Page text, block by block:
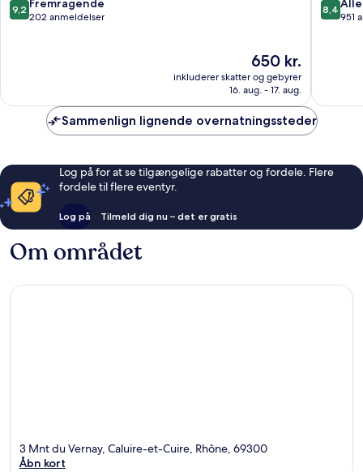
Rhône
ud
9,2
202 anmeldelser
Prisen
650 kr.
650 kr.
inkluderer skatter og gebyrer
16. aug. - 17. aug.
Clair
ud
8,4
951
Sammenlign lignende overnatningssteder
Log på for at se tilgængelige rabatter og fordele. Flere
fordele til flere eventyr.
Log på Tilmeld dig nu – det er gratis
Om området
3 Mnt du Vernay, Caluire-et-Cuire, Rhône, 69300
Åbn kort